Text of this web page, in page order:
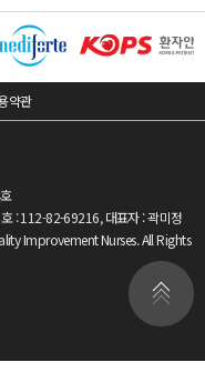
약관
: 112-82-69216, 대표자 : 곽미정
Improvement Nurses. All Rights
상단